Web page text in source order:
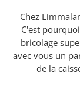
Chez
C'est
bricolage
avec vous un
de la